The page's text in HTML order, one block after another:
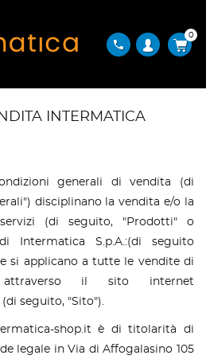
phone
0
INTERMATICA
generali di vendita (di
disciplinano la vendita e/o la
(di seguito, "Prodotti" o
Intermatica S.p.A.:(di seguito
si applicano a tutte le vendite di
attraverso il sito internet
seguito, "Sito").
shop.it è di titolarità di
legale in Via di Affogalasino 105